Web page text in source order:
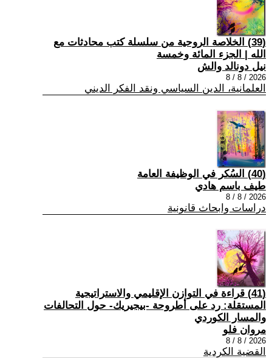
(39) الخلاصة الروحية من سلسلة كتب محادثات مع
الله | الجزء المائة وخمسة
نيل دونالد والش
2026 / 8 / 8
العلمانية، الدين السياسي ونقد الفكر الديني
(40) السُكر في الوظيفة العامة
طيف باسم هادي
2026 / 8 / 8
دراسات وابحاث قانونية
(41) قراءة في التوازن الإقليمي والاستراتيجية
المستقلة: رد على أطروحة -بيجيريك- حول التحالفات
والمسار الكوردي
مروان فلو
2026 / 8 / 8
القضية الكردية